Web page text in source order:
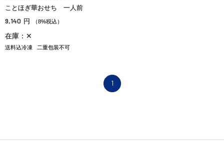
ことほぎ華おせち 一人前
9,140 円 （8%税込）
在庫：✕
送料込冷凍 二重包装不可
1